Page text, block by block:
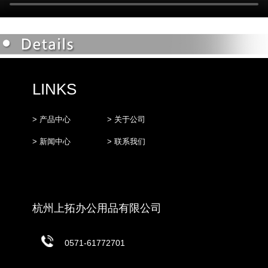
LINKS
> 产品中心 > 关于公司
> 新闻中心 > 联系我们
杭州上拓办公用品有限公司
0571-61772701